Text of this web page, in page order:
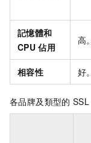
記憶體和
CPU 佔用
高。
相容性 好。
各品牌及類型的 SSL